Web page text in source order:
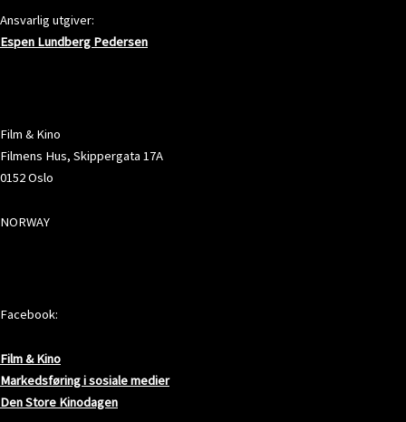
Ansvarlig utgiver:
Espen Lundberg Pedersen
Film & Kino
Filmens Hus, Skippergata 17A
0152 Oslo
NORWAY
Facebook:
Film & Kino
Markedsføring i sosiale medier
Den Store Kinodagen